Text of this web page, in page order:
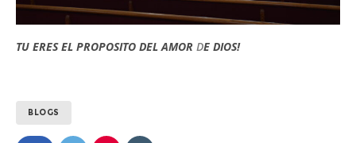
TU ERES EL PROPOSITO DEL AMOR DE DIOS!
BLOGS